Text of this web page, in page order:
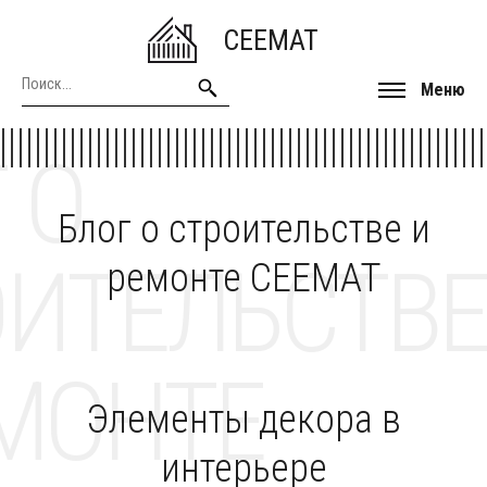
CEEMAT
Меню
Блог о строительстве и
ремонте CEEMAT
О
Элементы декора в
интерьере